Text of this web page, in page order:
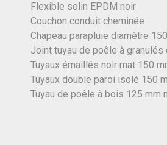
Flexible solin EPDM noir
Couchon conduit cheminée
Chapeau parapluie diamètre
Joint tuyau de poêle à granulés
Tuyaux émaillés noir mat 150
Tuyaux double paroi isolé 150
Tuyau de poêle à bois 125 mm